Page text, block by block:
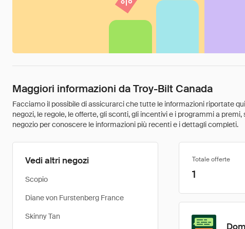
Maggiori informazioni da Troy-Bilt Canada
Facciamo il possibile di assicurarci che tutte le informazioni riportate
negozi, le regole, le offerte, gli sconti, gli incentivi e i programmi a
negozio per conoscere le informazioni più recenti e i dettagli completi.
Vedi altri negozi
Scopio
Diane von Furstenberg France
Skinny Tan
Totale offerte
1